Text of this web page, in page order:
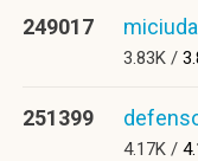
249017
3.83K /
251399
4.17K /